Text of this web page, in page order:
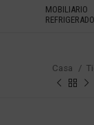
MOBILIARIO
REFRIGERADO
Casa